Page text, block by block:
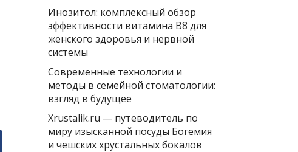
Инозитол: комплексный обзор
эффективности витамина B8 для
женского здоровья и нервной
системы
Современные технологии и
методы в семейной стоматологии:
взгляд в будущее
Xrustalik.ru — путеводитель по
миру изысканной посуды Богемия
и чешских хрустальных бокалов